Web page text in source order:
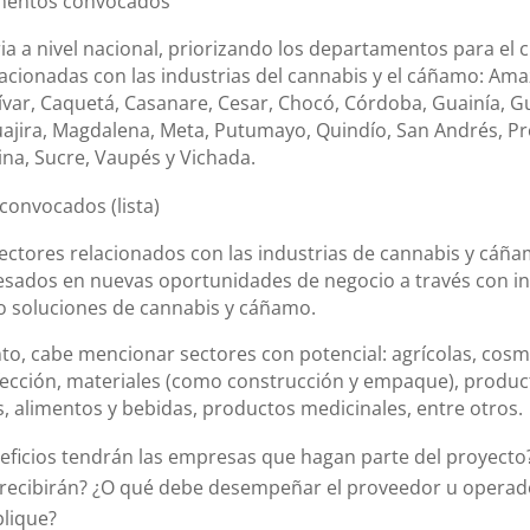
a nivel nacional, priorizando los departamentos para el
con las industrias del cannabis y el cáñamo:
Caquetá, Casanare, Cesar, Chocó, Córdoba, Guainía,
Magdalena, Meta, Putumayo, Quindío, San Andrés,
Sucre, Vaupés y Vichada.
(lista)
relacionados con las industrias de cannabis y
en nuevas oportunidades de negocio a través con
soluciones de cannabis y cáñamo.
cabe mencionar sectores con potencial: agrícolas,
materiales (como construcción y empaque),
alimentos y bebidas, productos medicinales, entre otros.
tendrán las empresas que hagan parte del
¿O qué debe desempeñar el proveedor u